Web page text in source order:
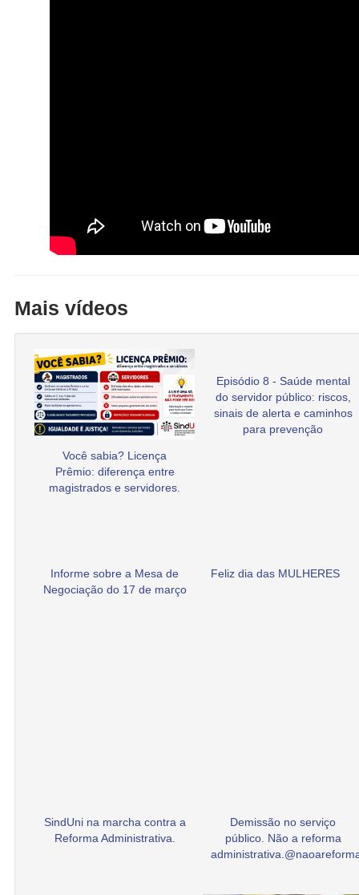
Mais vídeos
Você sabia? Licença
Prêmio: diferença entre
magistrados e servidores.
Episódio 8 - Saúde mental
do servidor público: riscos,
sinais de alerta e caminhos
para prevenção
Informe sobre a Mesa de
Negociação do 17 de março
Feliz dia das MULHERES
SindUni na marcha contra a
Reforma Administrativa.
Demissão no serviço
público. Não a reforma